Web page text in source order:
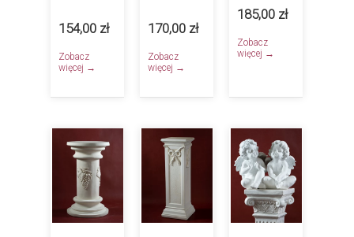
154,00 zł
Zobacz
więcej →
170,00 zł
Zobacz
więcej →
185,00 zł
Zobacz
więcej →